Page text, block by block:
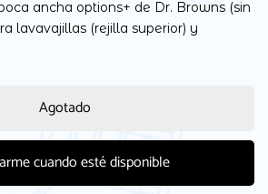
ancha options+ de Dr. Browns (sin
lavavajillas (rejilla superior) y
Agotado
cuando esté disponible